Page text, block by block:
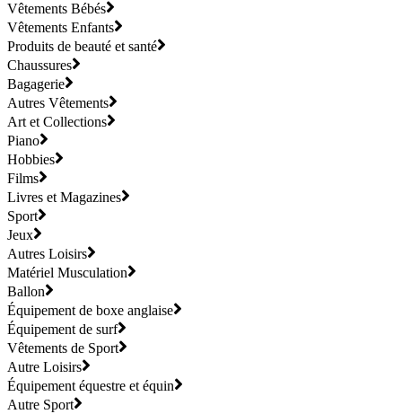
Vêtements Bébés
Vêtements Enfants
Produits de beauté et santé
Chaussures
Bagagerie
Autres Vêtements
Art et Collections
Piano
Hobbies
Films
Livres et Magazines
Sport
Jeux
Autres Loisirs
Matériel Musculation
Ballon
Équipement de boxe anglaise
Équipement de surf
Vêtements de Sport
Autre Loisirs
Équipement équestre et équin
Autre Sport